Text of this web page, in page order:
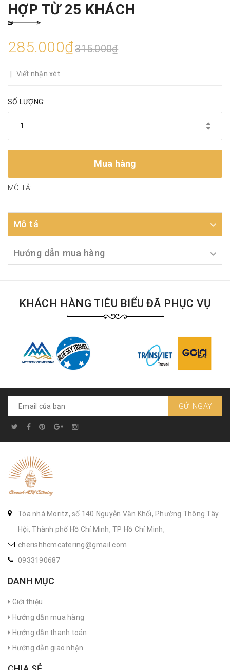
HỢP TỪ 25 KHÁCH
285.000₫315.000₫
Viết nhận xét
SỐ LƯỢNG:
Mua hàng
MÔ TẢ:
Mô tả
Hướng dẫn mua hàng
KHÁCH HÀNG TIÊU BIỂU ĐÃ PHỤC VỤ
GỬI NGAY
Tòa nhà Moritz, số 140 Nguyễn Văn Khối, Phường Thông Tây
Hội, Thành phố Hồ Chí Minh, TP Hồ Chí Minh,
cherishhcmcatering@gmail.com
0933190687
DANH MỤC
Giới thiệu
Hướng dẫn mua hàng
Hướng dẫn thanh toán
Hướng dẫn giao nhận